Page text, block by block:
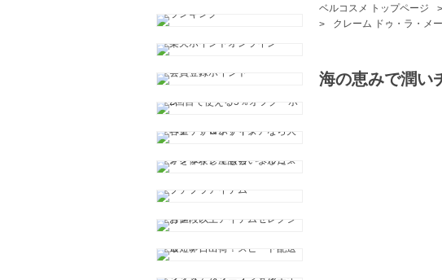
ベルコスメ トップページ
クレーム ドゥ・ラ・メ
海の恵みで潤い